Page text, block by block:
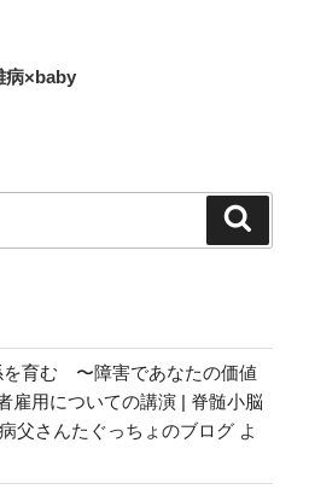
病×baby
を育む 〜障害であなたの価値
雇用についての講演 | 脊髄小脳
父さんたぐっちょのブログ よ